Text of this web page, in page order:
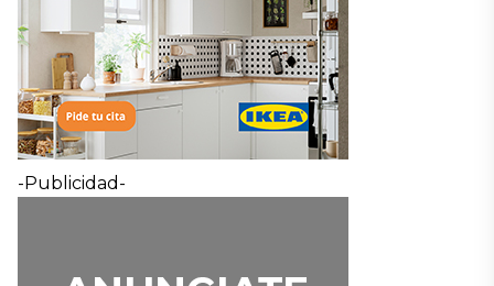
-Publicidad-